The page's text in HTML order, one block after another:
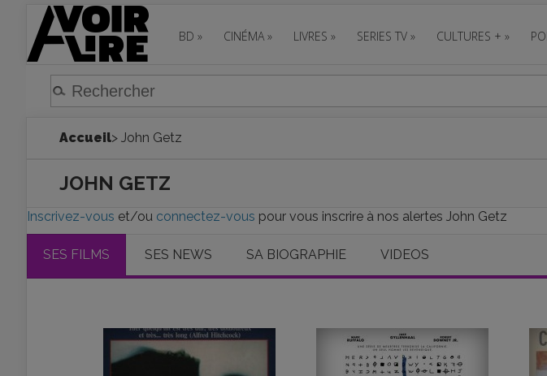
BD » CINÉMA » LIVRES » SERIES TV » CULTURES + »
Accueil> John Getz
JOHN GETZ
Inscrivez-vous et/ou connectez-vous pour vous inscrire à nos alertes John Getz
SES FILMS SES NEWS SA BIOGRAPHIE VIDEOS